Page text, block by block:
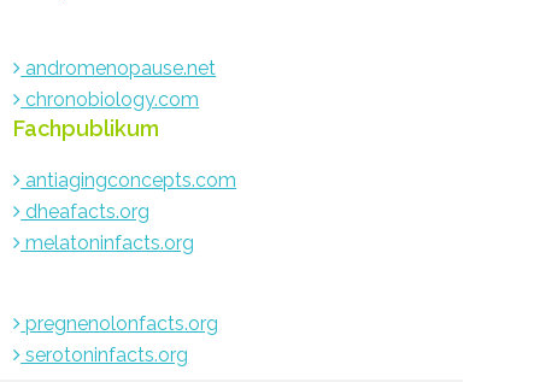
andromenopause.net
chronobiology.com
Fachpublikum
antiagingconcepts.com
dheafacts.org
melatoninfacts.org
pregnenolonfacts.org
serotoninfacts.org